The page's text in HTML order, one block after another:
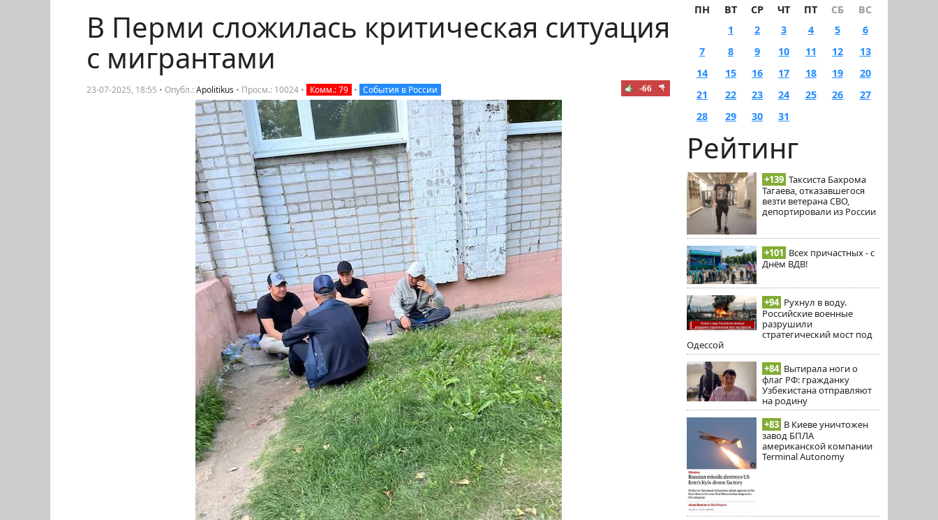
ПН ВТ СР ЧТ ПТ СБ
ВС
1
2 3 4 5
6
7
8 9 10 11 12
13
14
15 16 17 18 19
20
21
22 23 24 25 26
27
28
29 30 31
Рейтинг
+139 Таксиста Бахрома
Тагаева, отказавшегося
везти ветерана СВО,
депортировали из России
+101 Всех причастных - с
Днём ВДВ!
+94 Рухнул в воду.
Российские военные
разрушили
стратегический мост под
Одессой
+84 Вытирала ноги о
флаг РФ: гражданку
Узбекистана отправляют
на родину
+83 В Киеве уничтожен
завод БПЛА
американской компании
Terminal Autonomy
В Перми сложилась критическая ситуация
с мигрантами
23-07-2025, 18:55 • Опубл.:Apolitikus • Просм.: 10024 • Комм.: 79 • События в России -66